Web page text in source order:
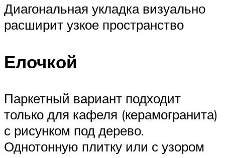
Диагональная укладка визуально
расширит узкое пространство
Елочкой
Паркетный вариант подходит
только для кафеля (керамогранита)
с рисунком под дерево.
Однотонную плитку или с узором